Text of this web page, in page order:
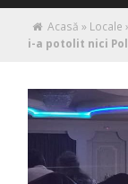
Acasă » Locale
i-a potolit nici